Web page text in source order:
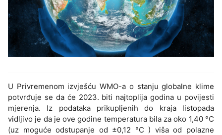
U Privremenom izvješću WMO-a o stanju globalne klime
potvrđuje se da će 2023. biti najtoplija godina u povijesti
mjerenja. Iz podataka prikupljenih do kraja listopada
vidljivo je da je ove godine temperatura bila za oko 1,40 °C
(uz moguće odstupanje od ±0,12 °C ) viša od polazne